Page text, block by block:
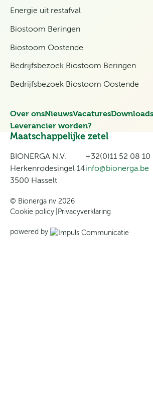
Energie uit restafval
Biostoom Beringen
Biostoom Oostende
Bedrijfsbezoek Biostoom Beringen
Bedrijfsbezoek Biostoom Oostende
Over onsNieuwsVacatures
Leverancier worden?
Maatschappelijke zetel
BIONERGA N.V.
Herkenrodesingel 14
3500 Hasselt
+32(0)11 52 08 10
info@bionerga.be
© Bionerga nv 2026
Cookie policy Privacyverklaring
powered by